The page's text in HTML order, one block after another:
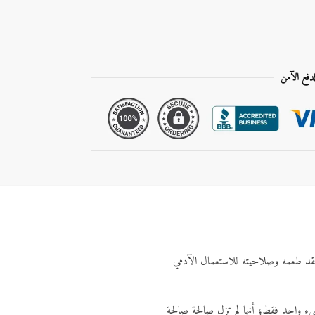
الآمن
طعمه وصلاحيته للاستعمال الآدمي
واحد فقط؛ أنها لم تزل صالحة صالحة